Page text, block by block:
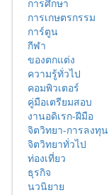
การศึกษา
การเกษตรกรรม
การ์ตูน
กีฬา
ของตกแต่ง
ความรู้ทั่วไป
คอมพิวเตอร์
คู่มือเตรียมสอบ
งานอดิเรก-ฝีมือ
จิตวิทยา-การลงทุน
จิตวิทยาทั่วไป
ท่องเที่ยว
ธุรกิจ
นวนิยาย